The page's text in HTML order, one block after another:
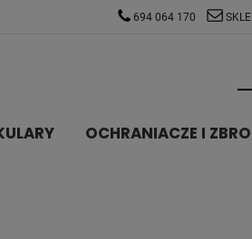
694 064 170
OCHRANIACZE I